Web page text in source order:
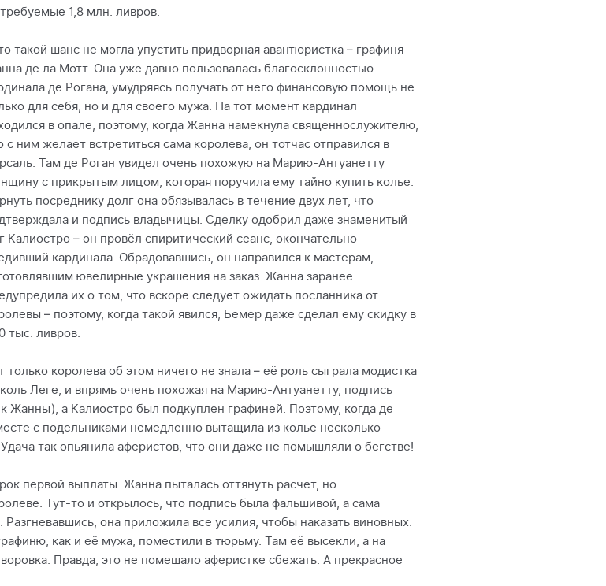
1,8 млн. ливров.
такой шанс не могла упустить придворная авантюристка – графиня
де ла Мотт. Она уже давно пользовалась благосклонностью
де Рогана, умудряясь получать от него финансовую помощь не
для себя, но и для своего мужа. На тот момент кардинал
в опале, поэтому, когда Жанна намекнула священнослужителю,
с ним желает встретиться сама королева, он тотчас отправился в
Там де Роган увидел очень похожую на Марию-Антуанетту
с прикрытым лицом, которая поручила ему тайно купить колье.
посреднику долг она обязывалась в течение двух лет, что
и подпись владычицы. Сделку одобрил даже знаменитый
Калиостро – он провёл спиритический сеанс, окончательно
кардинала. Обрадовавшись, он направился к мастерам,
ювелирные украшения на заказ. Жанна заранее
их о том, что вскоре следует ожидать посланника от
– поэтому, когда такой явился, Бемер даже сделал ему скидку в
тыс. ливров.
только королева об этом ничего не знала – её роль сыграла модистка
Леге, и впрямь очень похожая на Марию-Антуанетту, подпись
а Калиостро был подкуплен графиней. Поэтому, когда де
с подельниками немедленно вытащила из колье несколько
так опьянила аферистов, что они даже не помышляли о бегстве!
первой выплаты. Жанна пыталась оттянуть расчёт, но
Тут-то и открылось, что подпись была фальшивой, а сама
она приложила все усилия, чтобы наказать виновных.
как и её мужа, поместили в тюрьму. Там её высекли, а на
Правда, это не помешало аферистке сбежать. А прекрасное